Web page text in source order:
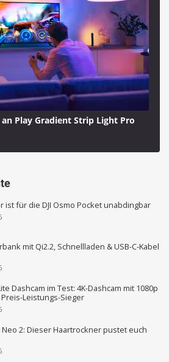
Play Gradient Strip Light Pro
ist für die DJI Osmo Pocket unabdingbar
mit Qi2.2, Schnellladen & USB-C-Kabel
Dashcam im Test: 4K-Dashcam mit 1080p
Leistungs-Sieger
2: Dieser Haartrockner pustet euch